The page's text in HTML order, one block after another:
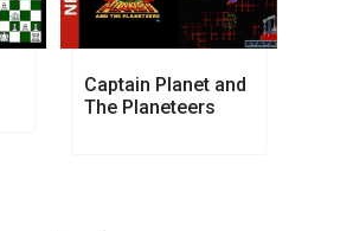
Captain Planet and
The Planeteers